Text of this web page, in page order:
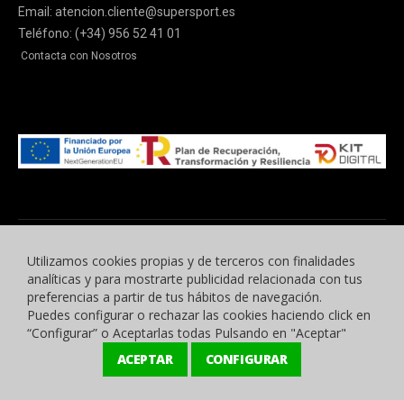
Email: atencion.cliente@supersport.es
Teléfono: (+34) 956 52 41 01
Contacta con Nosotros
© 2015 -2023 Benyben Ropa Deportiva. Todos los derechos reservados.
Utilizamos cookies propias y de terceros con finalidades
analíticas y para mostrarte publicidad relacionada con tus
preferencias a partir de tus hábitos de navegación.
Puedes configurar o rechazar las cookies haciendo click en
“Configurar” o Aceptarlas todas Pulsando en "Aceptar"
ACEPTAR
CONFIGURAR